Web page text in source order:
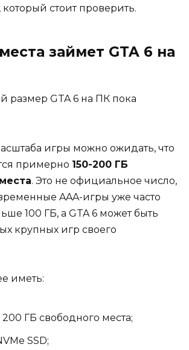
стоит проверить.
займет GTA 6 на
GTA 6 на ПК пока
игры можно ожидать, что
примерно 150-200 ГБ
. Это не официальное число,
AAA-игры уже часто
100 ГБ, а GTA 6 может быть
крупных игр своего
иметь:
ГБ свободного места;
SSD;